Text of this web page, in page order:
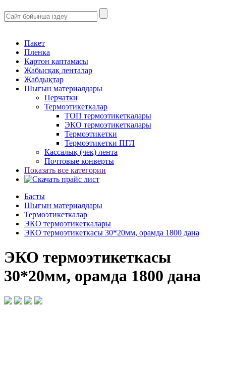
Пакет
Пленка
Картон қаптамасы
Жабысқақ ленталар
Жабдықтар
Шығын материалдары
Перчатки
Термоэтикеткалар
ТОП термоэтикеткалары
ЭКО термоэтикеткалары
Термоэтикетки
Термоэтикетки ПГЛ
Кассалық (чек) лента
Почтовые конверты
Показать все категории
Басты
Шығын материалдары
Термоэтикеткалар
ЭКО термоэтикеткалары
ЭКО термоэтикеткасы 30*20мм, орамда 1800 дана
ЭКО термоэтикеткасы
30*20мм, орамда 1800 дана